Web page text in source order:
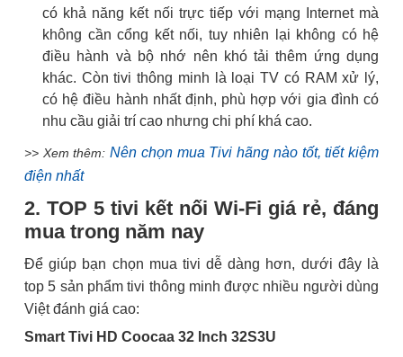
có khả năng kết nối trực tiếp với mạng Internet mà
không cần cổng kết nối, tuy nhiên lại không có hệ
điều hành và bộ nhớ nên khó tải thêm ứng dụng
khác. Còn tivi thông minh là loại TV có RAM xử lý,
có hệ điều hành nhất định, phù hợp với gia đình có
nhu cầu giải trí cao nhưng chi phí khá cao.
>> Xem thêm: Nên chọn mua Tivi hãng nào tốt, tiết kiệm
điện nhất
2. TOP 5 tivi kết nối Wi-Fi giá rẻ, đáng
mua trong năm nay
Để giúp bạn chọn mua tivi dễ dàng hơn, dưới đây là
top 5 sản phẩm tivi thông minh được nhiều người dùng
Việt đánh giá cao:
Smart Tivi HD Coocaa 32 Inch 32S3U